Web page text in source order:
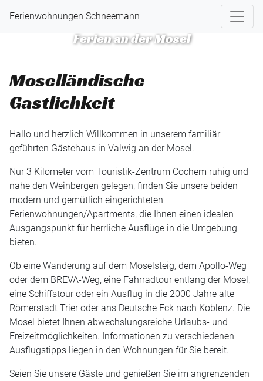
Ferienwohnungen Schneemann
Schneemann
Ferien an der Mosel
Moselländische
Gastlichkeit
Hallo und herzlich Willkommen in unserem familiär
geführten Gästehaus in Valwig an der Mosel.
Nur 3 Kilometer vom Touristik-Zentrum Cochem ruhig und
nahe den Weinbergen gelegen, finden Sie unsere beiden
modern und gemütlich eingerichteten
Ferienwohnungen/Apartments, die Ihnen einen idealen
Ausgangspunkt für herrliche Ausflüge in die Umgebung
bieten.
Ob eine Wanderung auf dem Moselsteig, dem Apollo-Weg
oder dem BREVA-Weg, eine Fahrradtour entlang der Mosel,
eine Schiffstour oder ein Ausflug in die 2000 Jahre alte
Römerstadt Trier oder ans Deutsche Eck nach Koblenz. Die
Mosel bietet Ihnen abwechslungsreiche Urlaubs- und
Freizeitmöglichkeiten. Informationen zu verschiedenen
Ausflugstipps liegen in den Wohnungen für Sie bereit.
Seien Sie unsere Gäste und genießen Sie im angrenzenden